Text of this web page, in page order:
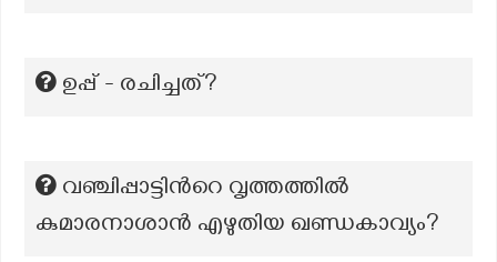
ഉപ്പ് - രചിച്ചത്?
വഞ്ചിപ്പാട്ടിന്‍റെ വൃത്തത്തിൽ
കുമാരനാശാൻ എഴുതിയ ഖണ്ഡകാവ്യം?